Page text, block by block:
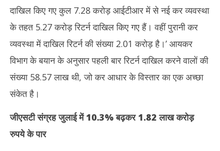
दाखिल किए गए कुल 7.28 करोड़ आईटीआर में से नई कर व्यवस्था
के तहत 5.27 करोड़ रिटर्न दाखिल किए गए हैं। वहीं पुरानी कर
व्यवस्था में दाखिल रिटर्न की संख्या 2.01 करोड़ है।’ आयकर
विभाग के बयान के अनुसार पहली बार रिटर्न दाखिल करने वालों की
संख्या 58.57 लाख थी, जो कर आधार के विस्तार का एक अच्छा
संकेत है।
जीएसटी संग्रह जुलाई में 10.3% बढ़कर 1.82 लाख करोड़
रुपये के पार